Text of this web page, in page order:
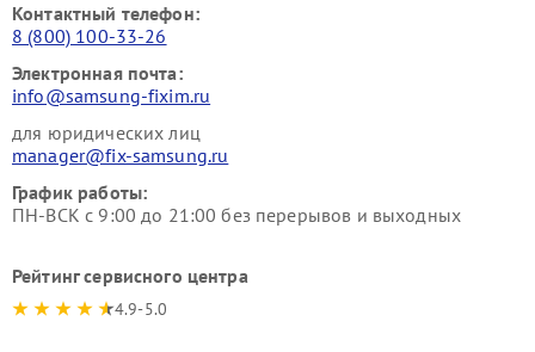
Контактный телефон:
8 (800) 100-33-26
Электронная почта:
info@samsung-fixim.ru
для юридических лиц
manager@fix-samsung.ru
График работы:
ПН-ВСК с 9:00 до 21:00 без перерывов и выходных
Рейтинг сервисного центра
4.9-5.0